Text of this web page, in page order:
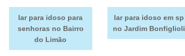
lar para idoso para
senhoras no Bairro
do Limão
lar para idoso em sp
no Jardim Bonfiglioli